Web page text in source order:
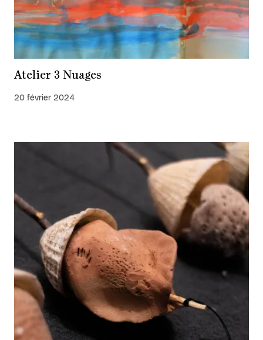
Atelier 3 Nuages
20 février 2024